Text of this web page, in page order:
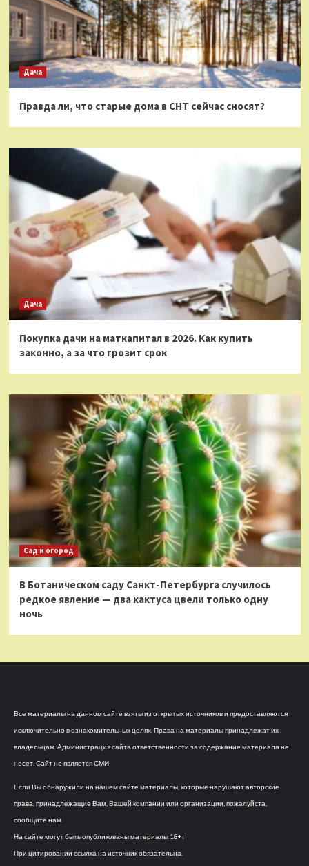
Дача
Правда ли, что старые дома в СНТ сейчас сносят?
Дача
Покупка дачи на маткапитал в 2026. Как купить
законно, а за что грозит срок
Сад и огород
В Ботаническом саду Санкт-Петербурга случилось
редкое явление — два кактуса цвели только одну
ночь
Все материалы на данном сайте взяты из открытых источников и предоставляются
исключительно в ознакомительных целях. Права на материалы принадлежат их
владельцам. Администрация сайта ответственности за содержание материала не
несет. Сайт не является СМИ!
Если Вы обнаружили на нашем сайте материалы, которые нарушают авторские
права, принадлежащие Вам, Вашей компании или организации, пожалуйста,
сообщите нам.
На сайте могут быть опубликованы материалы 18+!
При цитировании ссылка на источник обязательна.